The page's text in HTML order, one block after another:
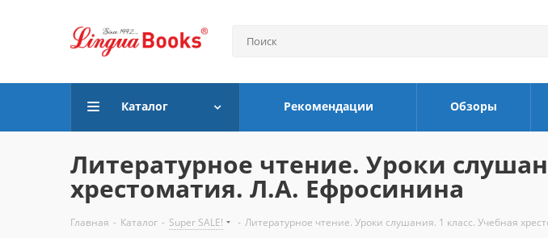
Каталог Рекомендации Обзоры
Литературное чтение. Уроки
хрестоматия. Л.А. Ефросинина
Главная - Каталог - Super SALE! - Литературное чтение. Уроки слушания. 1 класс. Учебная